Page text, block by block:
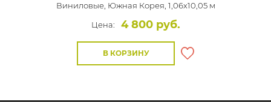
Виниловые, Южная Корея, 1,06x10,05 м
Цена:
4 800 руб.
В КОРЗИНУ